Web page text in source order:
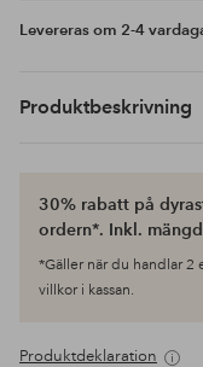
Levereras om 2-4
Produktbeskrivning
30% rabatt på
ordern*. Inkl.
*Gäller när du handlar 2
villkor i kassan.
Produktdeklaration